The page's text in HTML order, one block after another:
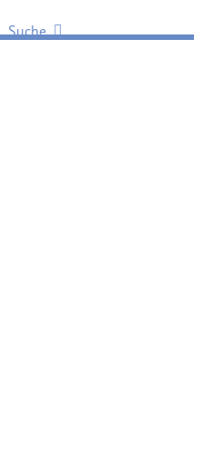
Suche Öffne Suche